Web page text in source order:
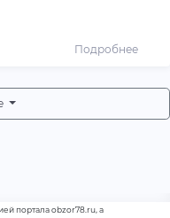
Подробнее
портала obzor78.ru, а